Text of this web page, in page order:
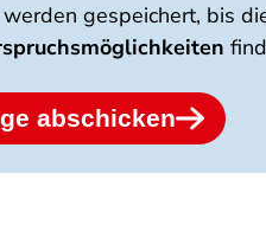
gespeichert, bis
abschicken